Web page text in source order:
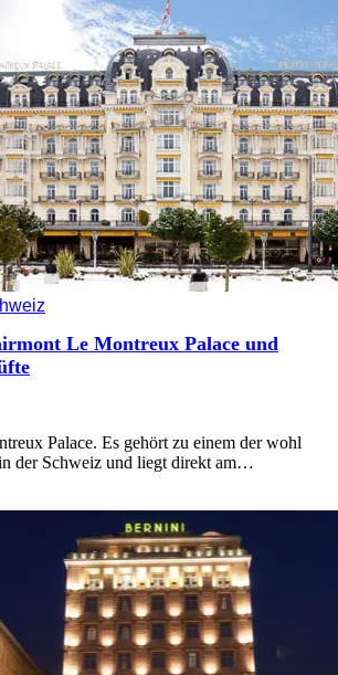
Le Montreux Palace und
Palace. Es gehört zu einem der wohl
der Schweiz und liegt direkt am…